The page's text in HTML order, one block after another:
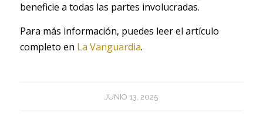
beneficie a todas las partes involucradas.
Para más información, puedes leer el artículo
completo en La Vanguardia.
JUNIO 13, 2025